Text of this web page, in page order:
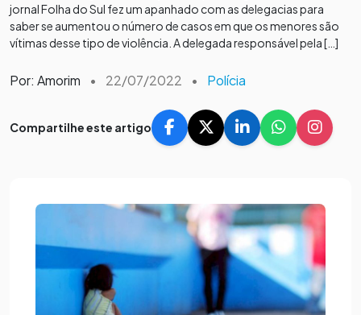
jornal Folha do Sul fez um apanhado com as delegacias para
saber se aumentou o número de casos em que os menores são
vítimas desse tipo de violência. A delegada responsável pela […]
Por: Amorim • 22/07/2022 • Polícia
Compartilhe este artigo